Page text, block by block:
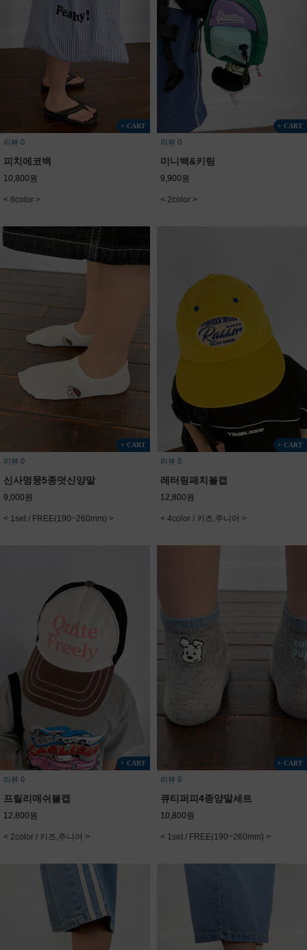
+ CART
리뷰 0
피치에코백
10,800원
< 6color >
+ CART
리뷰 0
미니백&키링
9,900원
< 2color >
+ CART
리뷰 0
신사멍뭉5종덧신양말
9,000원
< 1set / FREE(190~260mm) >
+ CART
리뷰 0
레터링패치볼캡
12,800원
< 4color / 키즈,주니어 >
+ CART
리뷰 0
프릴리매쉬볼캡
12,800원
< 2color / 키즈,주니어 >
+ CART
리뷰 0
큐티퍼피4종양말세트
10,800원
< 1set / FREE(190~260mm) >